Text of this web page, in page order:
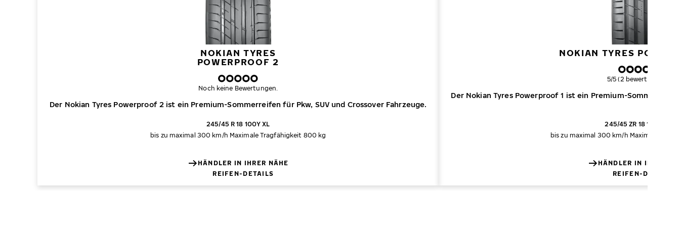
NOKIAN TYRES
POWERPROOF 2
Der Nokian Tyres Powerproof 2 ist ein Premium-Sommerreifen für Pkw, SUV und Crossover Fahrzeuge.
Noch keine Bewertungen.
245/45 R 18 100Y XL
bis zu maximal 300 km/h Maximale Tragfähigkeit 800 kg
HÄNDLER IN IHRER NÄHE
REIFEN-DETAILS
NOKIAN TYRES
Der Nokian Tyres Powerproof 1 ist ein Premium-
Gesamtbewertung
5/5 (2 bewertungen)
245/45 ZR 18 100Y XL
bis zu maximal 300 km/h Maximale
HÄNDLER IN IHRER
REIFEN-DETAILS